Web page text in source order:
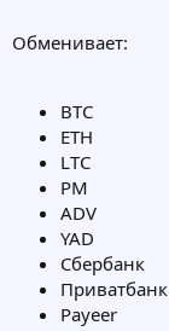
Обменивает:
BTC
ETH
LTC
PM
ADV
YAD
Сбербанк
Приватбанк
Payeer